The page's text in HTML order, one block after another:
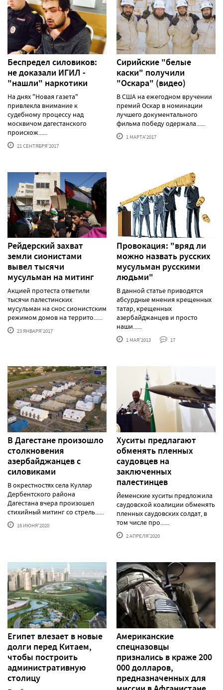
Беспредел силовиков:
не доказали ИГИЛ -
"нашли" наркотики
На днях "Новая газета"
привлекла внимание к
судебному процессу над
москвичом дагестанского
происхож......
21 СЕНТЯБРЯ'2017
Сирийские "белые
каски" получили
"Оскара" (видео)
В США на ежегодном вручении
премий Оскар в номинации
лучшего документального
фильма победу одержала......
1 МАРТА'2017
Рейдерский захват
земли сионистами
вывел тысячи
мусульман на митинг
Акцией протеста ответили
тысячи палестинских
мусульман на снос сионистским
режимом домов на террито......
23 ЯНВАРЯ'2017
Провокация: "вряд ли
можно назвать русских
мусульман русскими
людьми"
В данной статье приводятся
абсурдные мнения крещенных
татар, крещенных
азербайджанцев и просто
наши......
1 МАЯ'2013 17
В Дагестане произошло
столкновения
азербайджанцев с
силовиками
В окрестностях села Куллар
Дербентского района
Дагестана вчера произошел
стихийный митинг со стрель......
16 ИЮНЯ'2020
Хуситы предлагают
обменять пленных
саудовцев на
заключенных
палестинцев
Йеменские хуситы предложила
саудовской коалиции обменять
пленных саудовских солдат, в
том числе про......
2 АПРЕЛЯ'2020
Египет влезает в новые
долги перед Китаем,
чтобы построить
административную
столицу
Американские
спецназовцы
признались в краже 200
000 долларов,
предназначенных для